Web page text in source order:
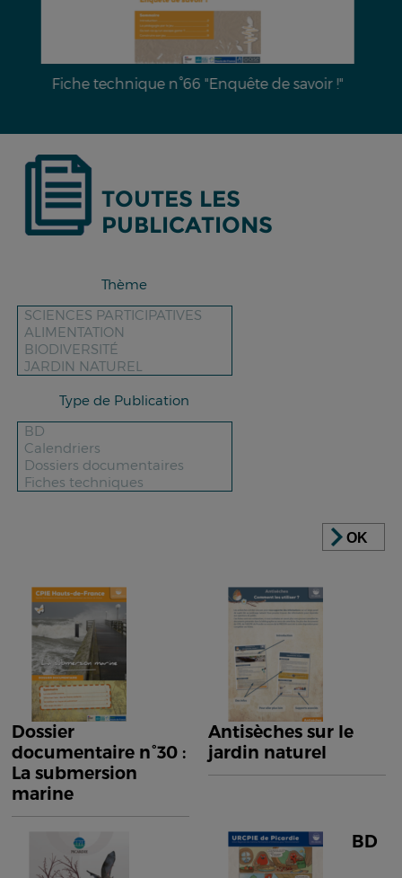
Dossier documentaire n°28 : L’érosion hydrique
TOUTES LES
PUBLICATIONS
Thème
Type de Publication
OK
Dossier
documentaire n°30 :
La submersion
marine
Antisèches sur le
jardin naturel
BD